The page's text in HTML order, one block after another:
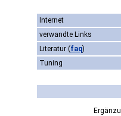
Internet
verwandte Links
Literatur (faq)
Tuning